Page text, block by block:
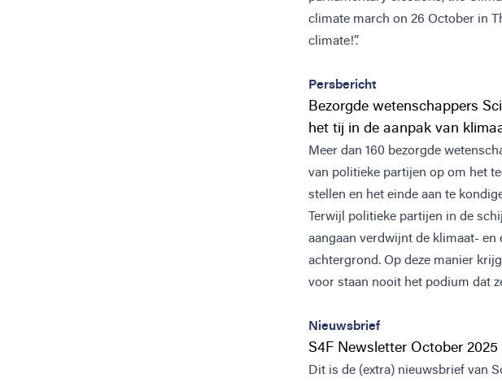
climate march on 26 October in
climate!”.
Persbericht
Bezorgde wetenschappers
het tij in de aanpak van
Meer dan 160 bezorgde
van politieke partijen op om het
stellen en het einde aan te
Terwijl politieke partijen in de
aangaan verdwijnt de klimaat-
achtergrond. Op deze manier
voor staan nooit het podium dat
Nieuwsbrief
S4F Newsletter October 2025
Dit is de (extra) nieuwsbrief van